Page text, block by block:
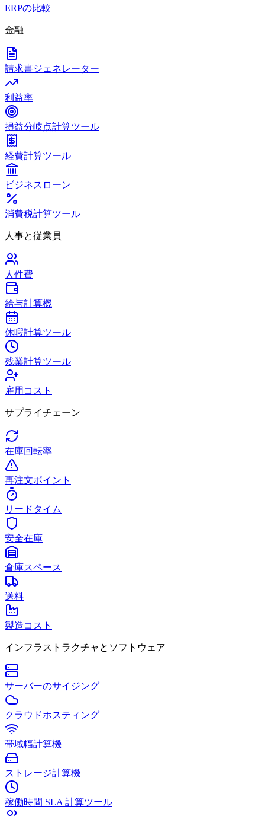
ERPの比較
金融
請求書ジェネレーター
利益率
損益分岐点計算ツール
経費計算ツール
ビジネスローン
消費税計算ツール
人事と従業員
人件費
給与計算機
休暇計算ツール
残業計算ツール
雇用コスト
サプライチェーン
在庫回転率
再注文ポイント
リードタイム
安全在庫
倉庫スペース
送料
製造コスト
インフラストラクチャとソフトウェア
サーバーのサイジング
クラウドホスティング
帯域幅計算機
ストレージ計算機
稼働時間 SLA 計算ツール